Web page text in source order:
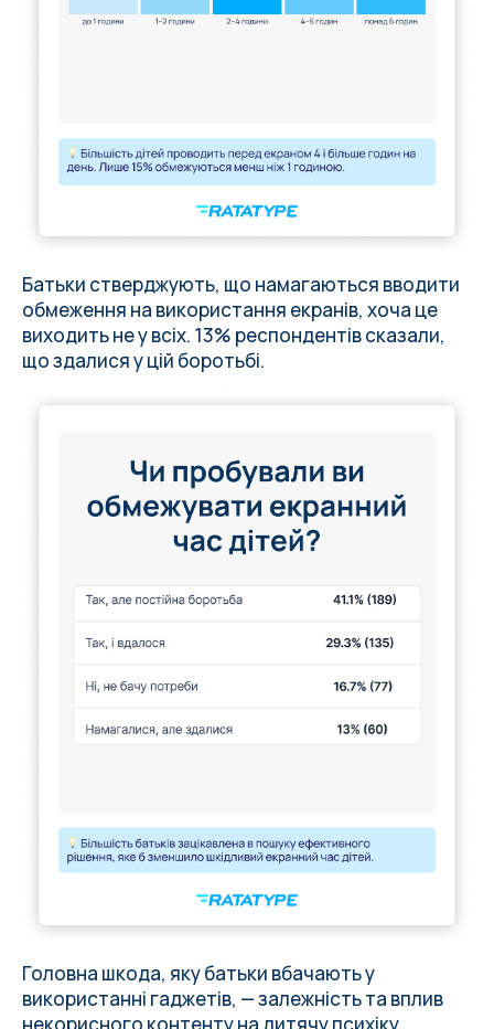
Батьки стверджують, що намагаються вводити
обмеження на використання екранів, хоча це
виходить не у всіх. 13% респондентів сказали,
що здалися у цій боротьбі.
Головна шкода, яку батьки вбачають у
використанні гаджетів, — залежність та вплив
некорисного контенту на дитячу психіку.